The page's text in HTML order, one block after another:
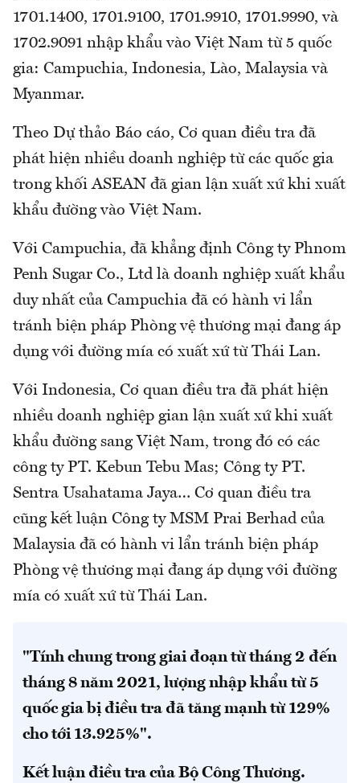
1701.1400, 1701.9100, 1701.9910, 1701.9990, và
1702.9091 nhập khẩu vào Việt Nam từ 5 quốc
gia: Campuchia, Indonesia, Lào, Malaysia và
Myanmar.
Theo Dự thảo Báo cáo, Cơ quan điều tra đã
phát hiện nhiều doanh nghiệp từ các quốc gia
trong khối ASEAN đã gian lận xuất xứ khi xuất
khẩu đường vào Việt Nam.
Với Campuchia, đã khẳng định Công ty Phnom
Penh Sugar Co., Ltd là doanh nghiệp xuất khẩu
duy nhất của Campuchia đã có hành vi lẩn
tránh biện pháp Phòng vệ thương mại đang áp
dụng với đường mía có xuất xứ từ Thái Lan.
Với Indonesia, Cơ quan điều tra đã phát hiện
nhiều doanh nghiệp gian lận xuất xứ khi xuất
khẩu đường sang Việt Nam, trong đó có các
công ty PT. Kebun Tebu Mas; Công ty PT.
Sentra Usahatama Jaya… Cơ quan điều tra
cũng kết luận Công ty MSM Prai Berhad của
Malaysia đã có hành vi lẩn tránh biện pháp
Phòng vệ thương mại đang áp dụng với đường
mía có xuất xứ từ Thái Lan.
"Tính chung trong giai đoạn từ tháng 2 đến
tháng 8 năm 2021, lượng nhập khẩu từ 5
quốc gia bị điều tra đã tăng mạnh từ 129%
cho tới 13.925%".
Kết luận điều tra của Bộ Công Thương.